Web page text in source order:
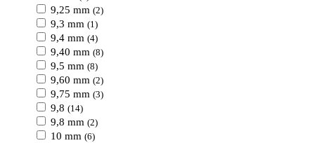
9,25 mm (2)
9,3 mm (1)
9,4 mm (4)
9,40 mm (8)
9,5 mm (8)
9,60 mm (2)
9,75 mm (3)
9,8 (14)
9,8 mm (2)
10 mm (6)